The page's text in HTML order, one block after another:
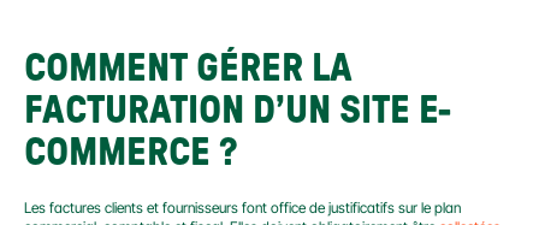
COMMENT GÉRER LA
FACTURATION D’UN SITE E-
COMMERCE ?
Les factures clients et fournisseurs font office de justificatifs sur le plan